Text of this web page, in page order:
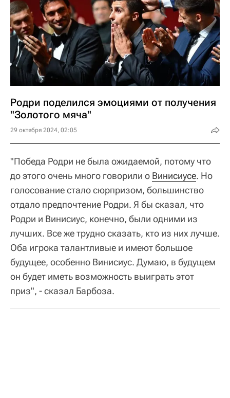
Родри поделился эмоциями от получения
"Золотого мяча"
29 октября 2024, 02:05
"Победа Родри не была ожидаемой, потому что
до этого очень много говорили о Винисиусе. Но
голосование стало сюрпризом, большинство
отдало предпочтение Родри. Я бы сказал, что
Родри и Винисиус, конечно, были одними из
лучших. Все же трудно сказать, кто из них лучше.
Оба игрока талантливые и имеют большое
будущее, особенно Винисиус. Думаю, в будущем
он будет иметь возможность выиграть этот
приз", - сказал Барбоза.